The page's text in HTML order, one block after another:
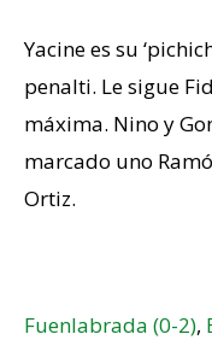
Yacine es su
penalti. Le sigue
máxima. Nino y
marcado uno
Ortiz.
Fuenlabrada (0-2),